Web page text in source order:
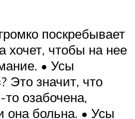
поскребывает
хочет, чтобы на нее
• Усы
Это значит, что
озабочена,
она больна. • Усы